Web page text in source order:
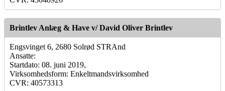
Brintlev Anlæg & Have v/ David Oliver Brintlev
Engsvinget 6, 2680 Solrød STRAnd
Ansatte:
Startdato: 08. juni 2019,
Virksomhedsform: Enkeltmandsvirksomhed
CVR: 40573313